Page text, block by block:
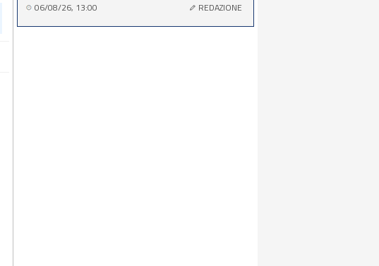
06/08/26, 13:00 REDAZIONE